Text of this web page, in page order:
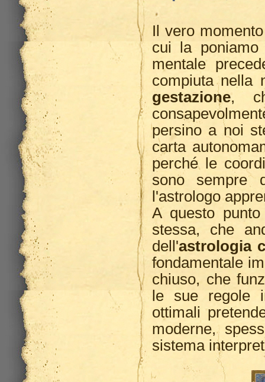
Il vero
cui la
mentale
compiuta nella
gestazione,
persino a noi
carta
perché le
sono sempre
l'astrologo
A questo
stessa, che
dell'astrologia
fondamentale
chiuso, che
le sue regole
ottimali
moderne,
sistema